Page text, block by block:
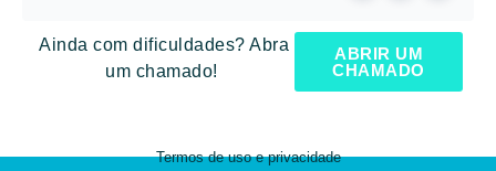
Ainda com dificuldades? Abra
um chamado!
ABRIR UM
CHAMADO
Termos de uso e privacidade